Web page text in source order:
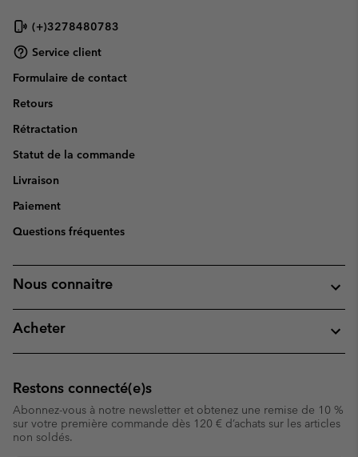
(+)3278480783
Service client
Formulaire de contact
Retours
Rétractation
Statut de la commande
Livraison
Paiement
Questions fréquentes
Nous connaitre
Acheter
Restons connecté(e)s
Abonnez-vous à notre newsletter et obtenez une remise de 10 %
sur votre première commande dès 120 € d’achats sur les articles
non soldés.